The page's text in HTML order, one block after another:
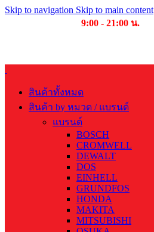
Skip to navigation Skip to main content
9:00 - 21:00 น.
สินค้าทั้งหมด
สินค้า by หมวด / แบรนด์
แบรนด์
BOSCH
CROMWELL
DEWALT
DOS
EINHELL
GRUNDFOS
HONDA
MAKITA
MITSUBISHI